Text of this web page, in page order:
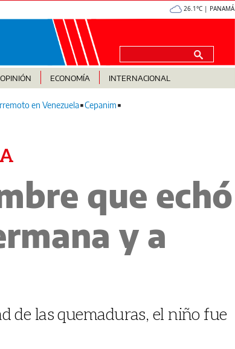
26.1°C | PANAMÁ
OPINIÓN ECONOMÍA INTERNACIONAL
en Venezuela Cepanim
que echó
y a
de las quemaduras, el niño fue